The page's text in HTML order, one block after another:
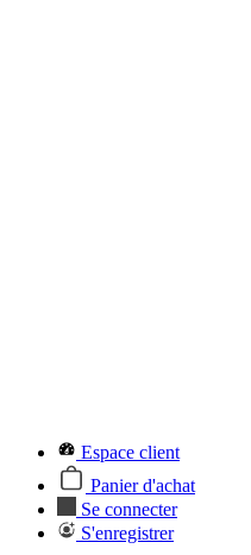
Espace client
Panier d'achat
Se connecter
S'enregistrer